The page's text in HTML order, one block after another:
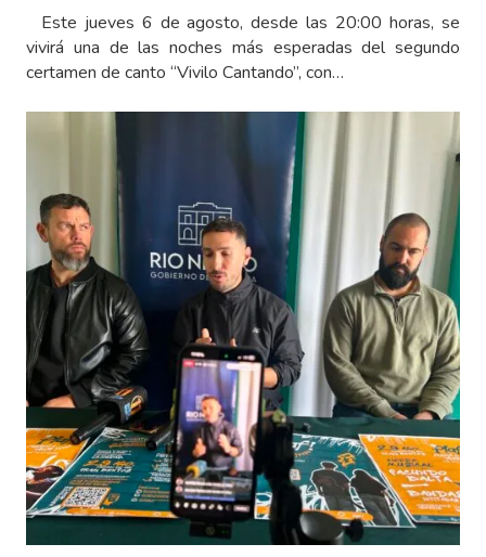
Este jueves 6 de agosto, desde las 20:00 horas, se
vivirá una de las noches más esperadas del segundo
certamen de canto “Vivilo Cantando”, con…